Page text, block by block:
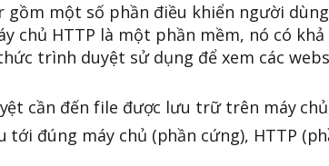
gồm một số phần điều khiển người
chủ HTTP là một phần mềm, nó có
trình duyệt sử dụng để xem các
cần đến file được lưu trữ trên máy
tới đúng máy chủ (phần cứng), HTTP